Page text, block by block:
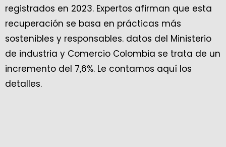
registrados en 2023. Expertos afirman que esta
recuperación se basa en prácticas más
sostenibles y responsables. datos del Ministerio
de industria y Comercio Colombia se trata de un
incremento del 7,6%. Le contamos aquí los
detalles.